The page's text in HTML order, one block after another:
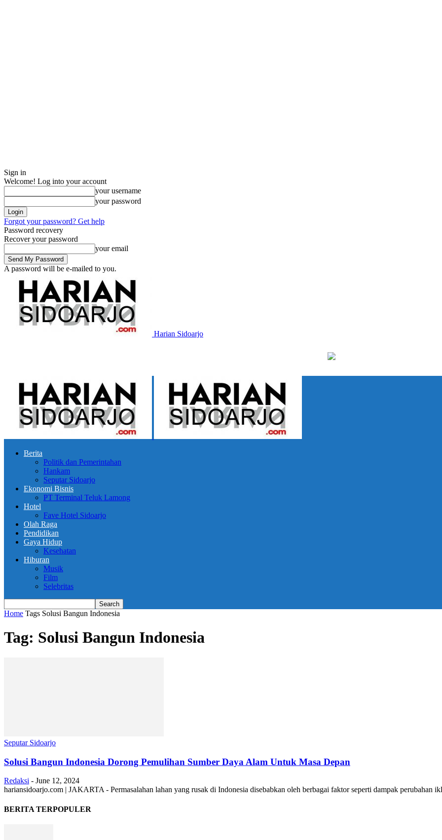
Sign in
Welcome! Log into your account
your username
your password
Forgot your password? Get help
Password recovery
Recover your password
your email
A password will be e-mailed to you.
Harian Sidoarjo
Berita
Politik dan Pemerintahan
Hankam
Seputar Sidoarjo
Ekonomi Bisnis
PT Terminal Teluk Lamong
Hotel
Fave Hotel Sidoarjo
Olah Raga
Pendidikan
Gaya Hidup
Kesehatan
Hiburan
Musik
Film
Selebritas
Home Tags Solusi Bangun Indonesia
Tag: Solusi Bangun Indonesia
Seputar Sidoarjo
Solusi Bangun Indonesia Dorong Pemulihan Sumber Daya Alam Untuk Masa Depan
Redaksi - June 12, 2024
hariansidoarjo.com | JAKARTA - Permasalahan lahan yang rusak di Indonesia disebabkan oleh berbagai faktor seperti dampak perubahan
BERITA TERPOPULER